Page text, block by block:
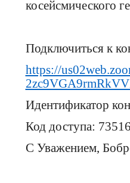
косейсмического
Подключиться к
https://
Идентификатор
Код доступа:
С Уважением,